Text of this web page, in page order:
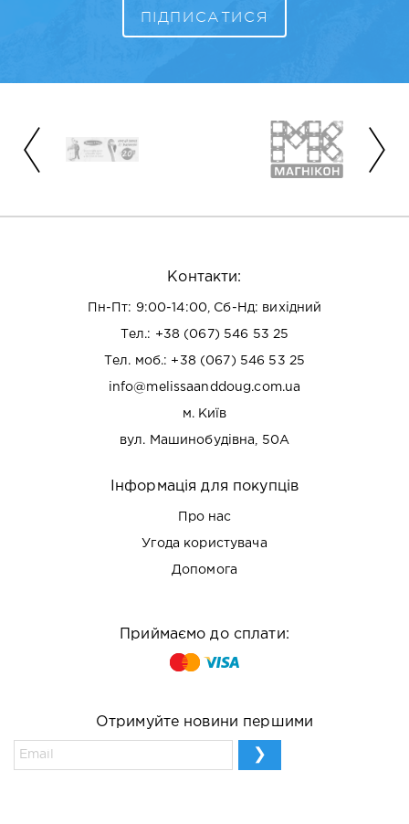
Контакти:
Пн-Пт: 9:00-14:00, Сб-Нд: вихідний
Тел.: +38 (067) 546 53 25
Тел. моб.: +38 (067) 546 53 25
info@melissaanddoug.com.ua
м. Київ
вул. Машинобудівна, 50А
Інформація для покупців
Про нас
Угода користувача
Допомога
Приймаємо до сплати:
Отримуйте новини першими